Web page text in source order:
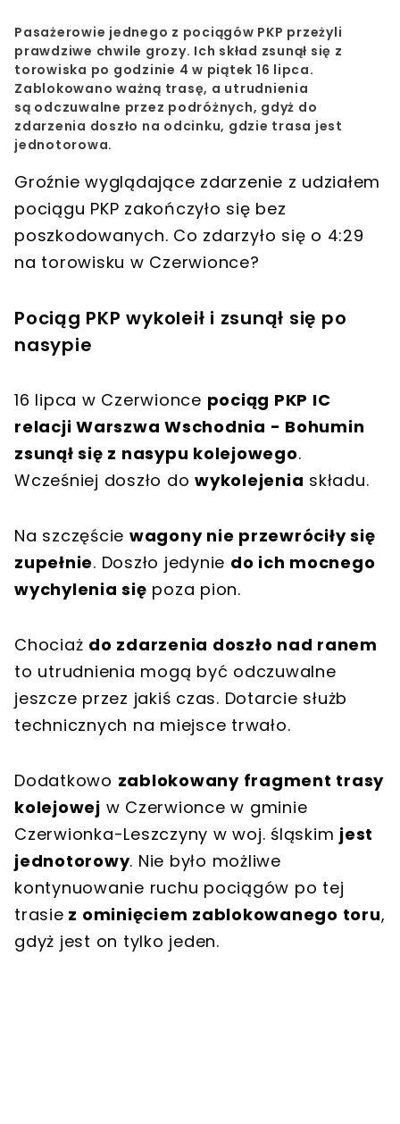
Pasażerowie jednego z pociągów PKP przeżyli
prawdziwe chwile grozy. Ich skład zsunął się z
torowiska po godzinie 4 w piątek 16 lipca.
Zablokowano ważną trasę, a utrudnienia
są odczuwalne przez podróżnych, gdyż do
zdarzenia doszło na odcinku, gdzie trasa jest
jednotorowa.
Groźnie wyglądające zdarzenie z udziałem
pociągu PKP zakończyło się bez
poszkodowanych. Co zdarzyło się o 4:29
na torowisku w Czerwionce?
Pociąg PKP wykoleił i zsunął się po
nasypie
16 lipca w Czerwionce pociąg PKP IC
relacji Warszwa Wschodnia - Bohumin
zsunął się z nasypu kolejowego.
Wcześniej doszło do wykolejenia składu.
Na szczęście wagony nie przewróciły się
zupełnie. Doszło jedynie do ich mocnego
wychylenia się poza pion.
Chociaż do zdarzenia doszło nad ranem
to utrudnienia mogą być odczuwalne
jeszcze przez jakiś czas. Dotarcie służb
technicznych na miejsce trwało.
Dodatkowo zablokowany fragment trasy
kolejowej w Czerwionce w gminie
Czerwionka-Leszczyny w woj. śląskim jest
jednotorowy. Nie było możliwe
kontynuowanie ruchu pociągów po tej
trasie z ominięciem zablokowanego toru,
gdyż jest on tylko jeden.